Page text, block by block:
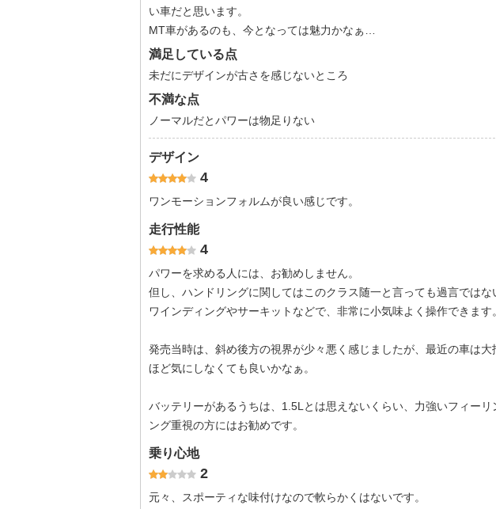
い車だと思います。
MT車があるのも、今となっては魅力かなぁ…
満足している点
未だにデザインが古さを感じないところ
不満な点
ノーマルだとパワーは物足りない
デザイン
4
ワンモーションフォルムが良い感じです。
走行性能
4
パワーを求める人には、お勧めしません。
但し、ハンドリングに関してはこのクラス随一と言っても過言ではな
ワインディングやサーキットなどで、非常に小気味よく操作できます。
発売当時は、斜め後方の視界が少々悪く感じましたが、最近の車は
ほど気にしなくても良いかなぁ。
バッテリーがあるうちは、1.5Lとは思えないくらい、力強いフィーリ
ング重視の方にはお勧めです。
乗り心地
2
元々、スポーティな味付けなので軟らかくはないです。